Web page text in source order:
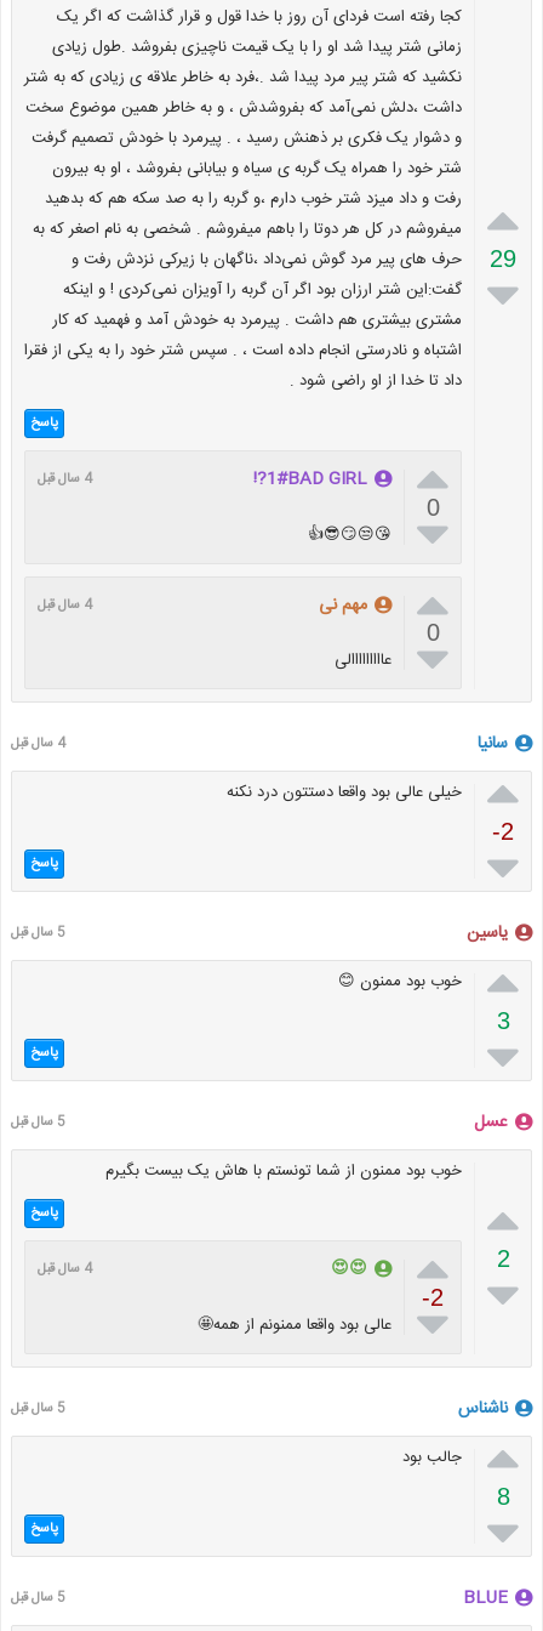

29

کجا رفته است فردای آن روز با خدا قول و قرار گذاشت که اگر یک
زمانی شتر پیدا شد او را با یک قیمت ناچیزی بفروشد .طول زیادی
نکشید که شتر پیر مرد پیدا شد .،فرد به خاطر علاقه ی زیادی که به شتر
داشت ،دلش نمی‌آمد که بفروشدش ، و به خاطر همین موضوع سخت
و دشوار یک فکری بر ذهنش رسید ، . پیرمرد با خودش تصمیم گرفت
شتر خود را همراه یک گربه ی سیاه و بیابانی بفروشد ، او به بیرون
رفت و داد میزد شتر خوب دارم ،و گربه را به صد سکه هم که بدهید
میفروشم ‌در کل هر دوتا را باهم میفروشم . شخصی به نام اصغر که به
حرف های پیر مرد گوش نمی‌داد ،ناگهان با زیرکی نزدش رفت و
گفت:این شتر ارزان بود اگر آن گربه را آویزان نمی‌کردی ! و اینکه
مشتری بیشتری هم داشت . پیرمرد به خودش آمد و فهمید که کار
اشتباه و نادرستی انجام داده است ، . سپس شتر خود را به یکی از فقرا
داد تا خدا از او راضی شود .
پاسخ

0

1#BAD GIRL?! 4 سال قبل
😘😒😏😎👍

0

مهم نی 4 سال قبل
عااااااااالی
سانیا 4 سال قبل

-2

خیلی عالی بود واقعا دستتون درد نکنه
پاسخ
یاسین 5 سال قبل

3

خوب بود ممنون 😊
پاسخ
عسل 5 سال قبل

2

خوب بود ممنون از شما تونستم با هاش یک بیست بگیرم
پاسخ

-2

😍😍 4 سال قبل
عالی بود واقعا ممنونم از همه🤩
ناشناس 5 سال قبل

8

جالب بود
پاسخ
BLUE 5 سال قبل